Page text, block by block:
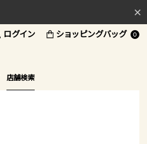
ログイン ショッピングバッグ 0
店舗検索